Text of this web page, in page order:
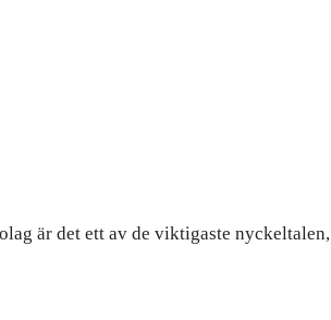
är det ett av de viktigaste nyckeltalen,